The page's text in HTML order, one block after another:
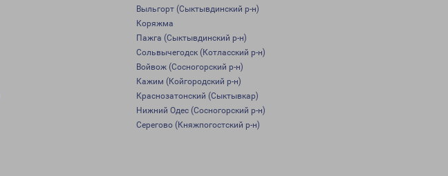
Выльгорт (Сыктывдинский р-н)
Коряжма
Пажга (Сыктывдинский р-н)
Сольвычегодск (Котласский р-н)
Войвож (Сосногорский р-н)
Кажим (Койгородский р-н)
Краснозатонский (Сыктывкар)
Нижний Одес (Сосногорский р-н)
Серегово (Княжпогостский р-н)